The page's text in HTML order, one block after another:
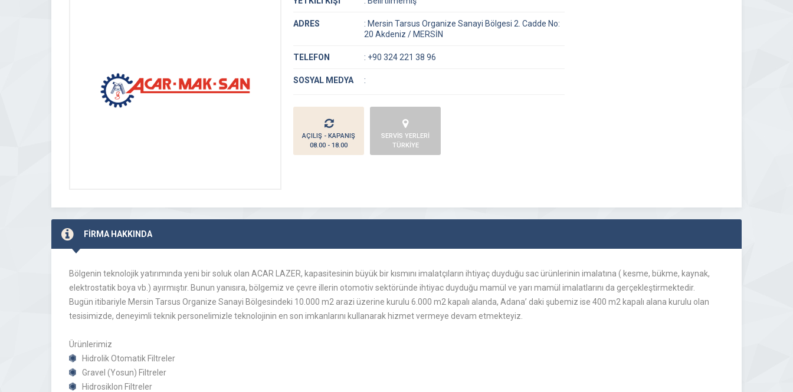
ADRES : Mersin Tarsus Organize Sanayi Bölgesi 2. Cadde No:
20 Akdeniz / MERSİN
TELEFON : +90 324 221 38 96
SOSYAL MEDYA :
AÇILIŞ - KAPANIŞ
08.00 - 18.00
SERVİS YERLERİ
TÜRKİYE
FİRMA HAKKINDA
Bölgenin teknolojik yatırımında yeni bir soluk olan ACAR LAZER, kapasitesinin büyük bir kısmını imalatçıların ihtiyaç duyduğu sac ürünlerinin imalatına ( kesme, bükme, kaynak,
elektrostatik boya vb.) ayırmıştır. Bunun yanısıra, bölgemiz ve çevre illerin otomotiv sektöründe ihtiyac duyduğu mamül ve yarı mamül imalatlarını da gerçekleştirmektedir.
Bugün itibariyle Mersin Tarsus Organize Sanayi Bölgesindeki 10.000 m2 arazi üzerine kurulu 6.000 m2 kapalı alanda, Adana’ daki şubemiz ise 400 m2 kapalı alana kurulu olan
tesisimizde, deneyimli teknik personelimizle teknolojinin en son imkanlarını kullanarak hizmet vermeye devam etmekteyiz.
Ürünlerimiz
Hidrolik Otomatik Filtreler
Gravel (Yosun) Filtreler
Hidrosiklon Filtreler